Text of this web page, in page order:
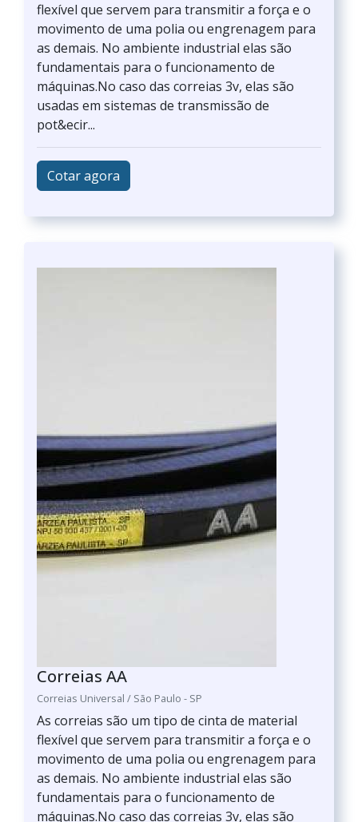
flexível que servem para transmitir a força e o
movimento de uma polia ou engrenagem para
as demais. No ambiente industrial elas são
fundamentais para o funcionamento de
máquinas.No caso das correias 3v, elas são
usadas em sistemas de transmissão de
pot&ecir...
Cotar agora
Correias AA
Correias Universal / São Paulo - SP
As correias são um tipo de cinta de material
flexível que servem para transmitir a força e o
movimento de uma polia ou engrenagem para
as demais. No ambiente industrial elas são
fundamentais para o funcionamento de
máquinas.No caso das correias 3v, elas são